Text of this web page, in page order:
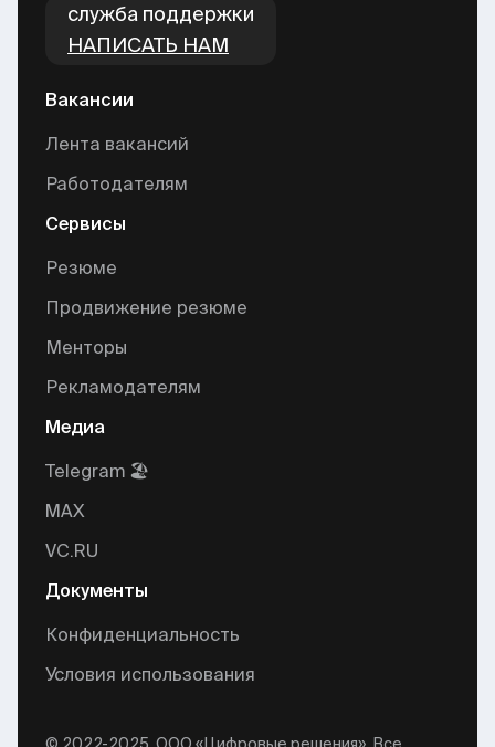
cлужба поддержки
НАПИСАТЬ НАМ
Вакансии
Лента вакансий
Работодателям
Сервисы
Резюме
Продвижение резюме
Менторы
Рекламодателям
Медиа
Telegram 🏖
MAX
VC.RU
Документы
Конфиденциальность
Условия использования